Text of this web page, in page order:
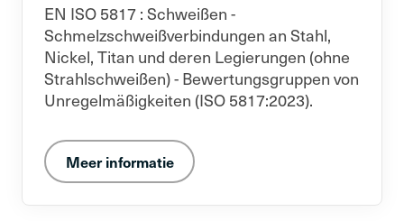
EN ISO 5817 : Schweißen -
Schmelzschweißverbindungen an Stahl,
Nickel, Titan und deren Legierungen (ohne
Strahlschweißen) - Bewertungsgruppen von
Unregelmäßigkeiten (ISO 5817:2023).
Meer informatie